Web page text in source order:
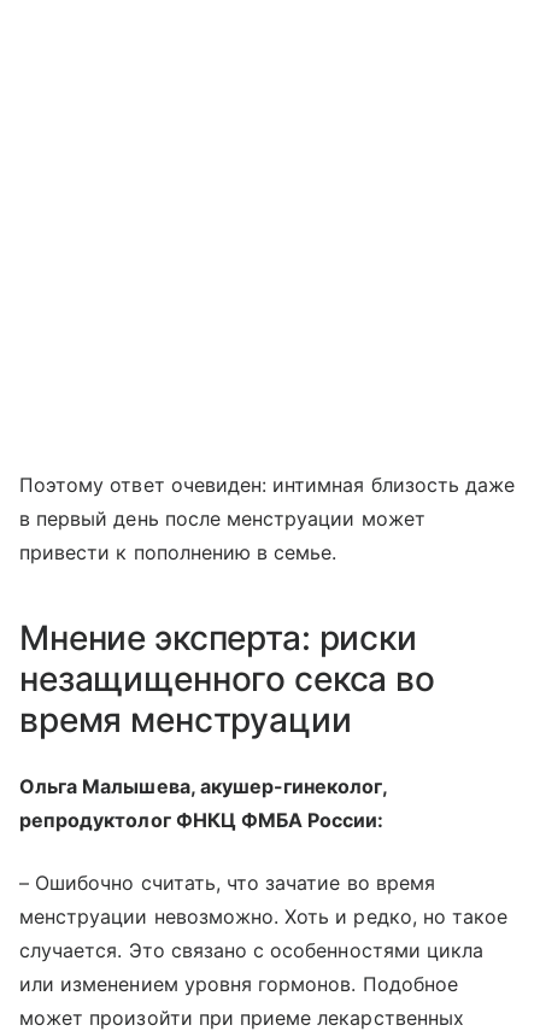
Поэтому ответ очевиден: интимная близость даже
в первый день после менструации может
привести к пополнению в семье.
Мнение эксперта: риски
незащищенного секса во
время менструации
Ольга Малышева, акушер-гинеколог,
репродуктолог ФНКЦ ФМБА России:
– Ошибочно считать, что зачатие во время
менструации невозможно. Хоть и редко, но такое
случается. Это связано с особенностями цикла
или изменением уровня гормонов. Подобное
может произойти при приеме лекарственных